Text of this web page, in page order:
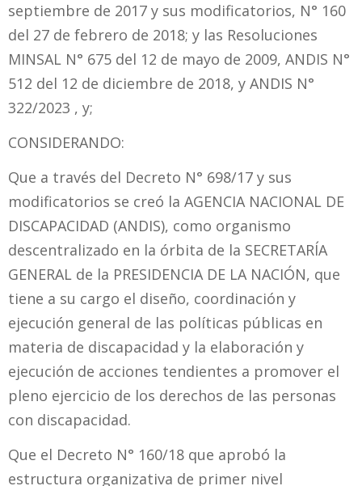
septiembre de 2017 y sus modificatorios, N° 160
del 27 de febrero de 2018; y las Resoluciones
MINSAL N° 675 del 12 de mayo de 2009, ANDIS N°
512 del 12 de diciembre de 2018, y ANDIS N°
322/2023 , y;
CONSIDERANDO:
Que a través del Decreto N° 698/17 y sus
modificatorios se creó la AGENCIA NACIONAL DE
DISCAPACIDAD (ANDIS), como organismo
descentralizado en la órbita de la SECRETARÍA
GENERAL de la PRESIDENCIA DE LA NACIÓN, que
tiene a su cargo el diseño, coordinación y
ejecución general de las políticas públicas en
materia de discapacidad y la elaboración y
ejecución de acciones tendientes a promover el
pleno ejercicio de los derechos de las personas
con discapacidad.
Que el Decreto N° 160/18 que aprobó la
estructura organizativa de primer nivel